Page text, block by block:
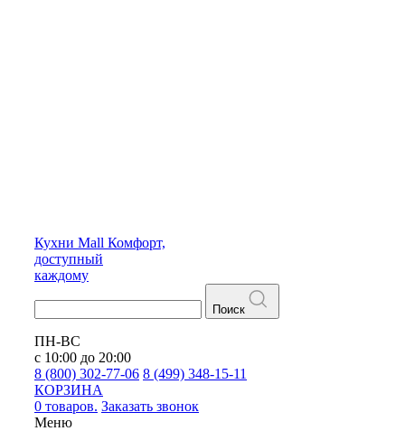
Кухни Mall Комфорт,
доступный
каждому
Поиск
ПН-ВС
с 10:00 до 20:00
8 (800) 302-77-06 8 (499) 348-15-11
КОРЗИНА
0 товаров. Заказать звонок
Меню